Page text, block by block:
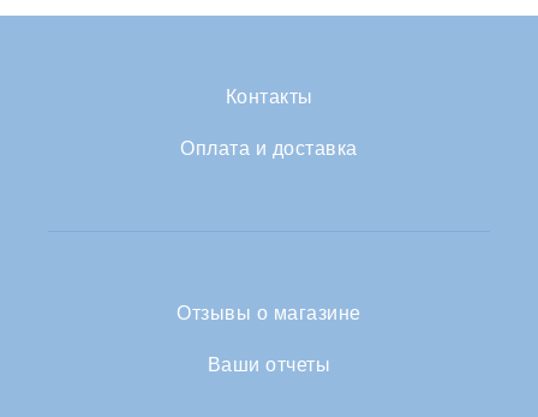
Контакты
Оплата и доставка
Отзывы о магазине
Ваши отчеты